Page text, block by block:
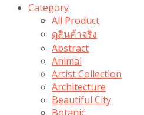
Category
All Product
ดูสินค้าจริง
Abstract
Animal
Artist Collection
Architecture
Beautiful City
Botanic